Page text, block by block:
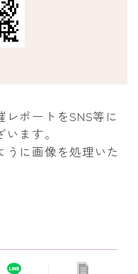
ポートをSNS等に
ます。
うに画像を処理いた